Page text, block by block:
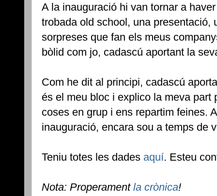
A la inauguració hi van tornar a
trobada old school, una presentació,
sorpreses que fan els meus
bòlid com jo, cadascú aportant la
Com he dit al principi, cadascú
és el meu bloc i explico la meva part
coses en grup i ens repartim feines.
inauguració, encara sou a temps de
Teniu totes les dades aquí. Esteu
Nota: Properament la crònica!